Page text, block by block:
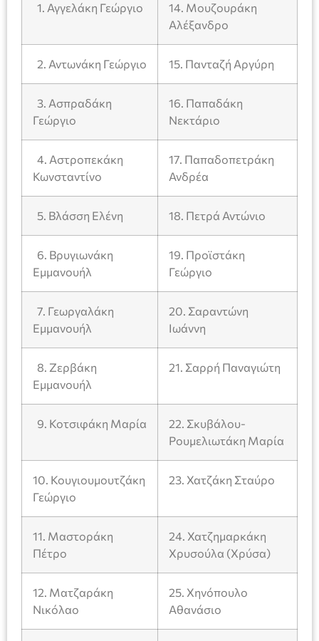
1. Αγγελάκη Γεώργιο
14. Μουζουράκη
Αλέξανδρο
2. Αντωνάκη Γεώργιο 15. Πανταζή Αργύρη
3. Ασπραδάκη
Γεώργιο
16. Παπαδάκη
Νεκτάριο
4. Αστροπεκάκη
Κωνσταντίνο
17. Παπαδοπετράκη
Ανδρέα
5. Βλάσση Ελένη 18. Πετρά Αντώνιο
6. Βρυγιωνάκη
Εμμανουήλ
19. Προϊστάκη
Γεώργιο
7. Γεωργαλάκη
Εμμανουήλ
20. Σαραντώνη
Ιωάννη
8. Ζερβάκη
Εμμανουήλ
21. Σαρρή Παναγιώτη
9. Κοτσιφάκη Μαρία
22. Σκυβάλου-
Ρουμελιωτάκη Μαρία
10. Κουγιουμουτζάκη
Γεώργιο
23. Χατζάκη Σταύρο
11. Μαστοράκη
Πέτρο
24. Χατζημαρκάκη
Χρυσούλα (Χρύσα)
12. Ματζαράκη
Νικόλαο
25. Χηνόπουλο
Αθανάσιο